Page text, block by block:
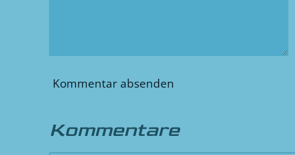
Kommentar absenden
Kommentare